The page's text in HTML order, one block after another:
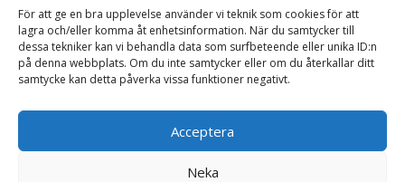
För att ge en bra upplevelse använder vi teknik som cookies för att
lagra och/eller komma åt enhetsinformation. När du samtycker till
dessa tekniker kan vi behandla data som surfbeteende eller unika ID:n
på denna webbplats. Om du inte samtycker eller om du återkallar ditt
samtycke kan detta påverka vissa funktioner negativt.
Acceptera
Neka
Recensioner (0)